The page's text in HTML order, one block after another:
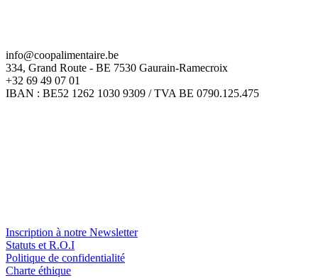
info@coopalimentaire.be
334, Grand Route - BE 7530 Gaurain-Ramecroix
+32 69 49 07 01
IBAN : BE52 1262 1030 9309 / TVA BE 0790.125.475
Inscription à notre Newsletter
Statuts et R.O.I
Politique de confidentialité
Charte éthique